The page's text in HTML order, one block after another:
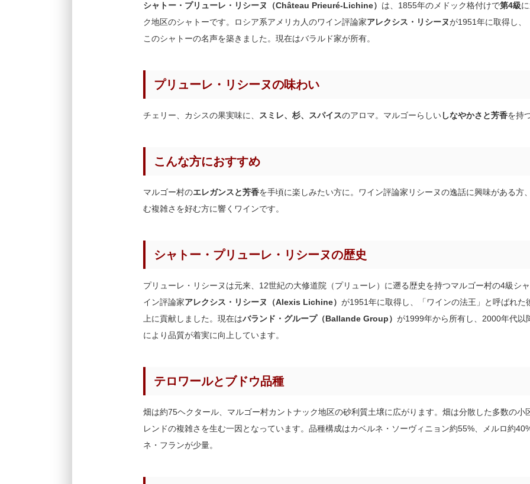
シャトー・プリューレ・リシーヌ（Château Prieuré-Lichine） は、1855年のメドック格付けで第4級
ク地区のシャトーです。ロシア系アメリカ人のワイン評論家アレクシス・リシーヌが1951年に取得し、
このシャトーの名声を築きました。現在はバラルド家が所有。
プリューレ・リシーヌの味わい
チェリー、カシスの果実味に、 スミレ、杉、スパイスのアロマ。マルゴーらしいしなやかさと芳香を持
こんな方におすすめ
マルゴー村のエレガンスと芳香を手頃に楽しみたい方に。ワイン評論家リシーヌの逸話に興味がある方
む複雑さを好む方に響くワインです。
シャトー・プリューレ・リシーヌの歴史
プリューレ・リシーヌは元来、12世紀の大修道院（プリューレ）に遡る歴史を持つマルゴー村の4級シ
イン評論家アレクシス・リシーヌ（Alexis Lichine） が1951年に取得し、「ワインの法王」と呼ばれ
上に貢献しました。現在はバランド・グループ（Ballande Group） が1999年から所有し、2000年代以
により品質が着実に向上しています。
テロワールとブドウ品種
畑は約75ヘクタール、マルゴー村カントナック地区の砂利質土壌に広がります。畑は分散した多数の小
レンドの複雑さを生む一因となっています。品種構成はカベルネ・ソーヴィニョン約55%、メルロ約
ネ・フランが少量。